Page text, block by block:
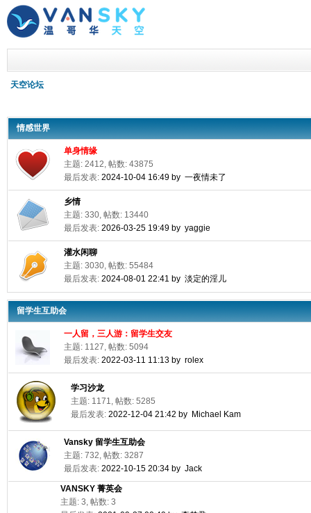
天空论坛
情感世界
单身情缘
主题: 2412, 帖数: 43875
最后发表: 2024-10-04 16:49 by 一夜情未了
乡情
主题: 330, 帖数: 13440
最后发表: 2026-03-25 19:49 by yaggie
灌水闲聊
主题: 3030, 帖数: 55484
最后发表: 2024-08-01 22:41 by 淡定的淫儿
留学生互助会
一人留，三人游：留学生交友
主题: 1127, 帖数: 5094
最后发表: 2022-03-11 11:13 by rolex
学习沙龙
主题: 1171, 帖数: 5285
最后发表: 2022-12-04 21:42 by Michael Kam
Vansky 留学生互助会
主题: 732, 帖数: 3287
最后发表: 2022-10-15 20:34 by Jack
VANSKY 菁英会
主题: 3, 帖数: 3